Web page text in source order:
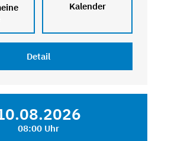
Kalender
Detail
08:00 Uhr